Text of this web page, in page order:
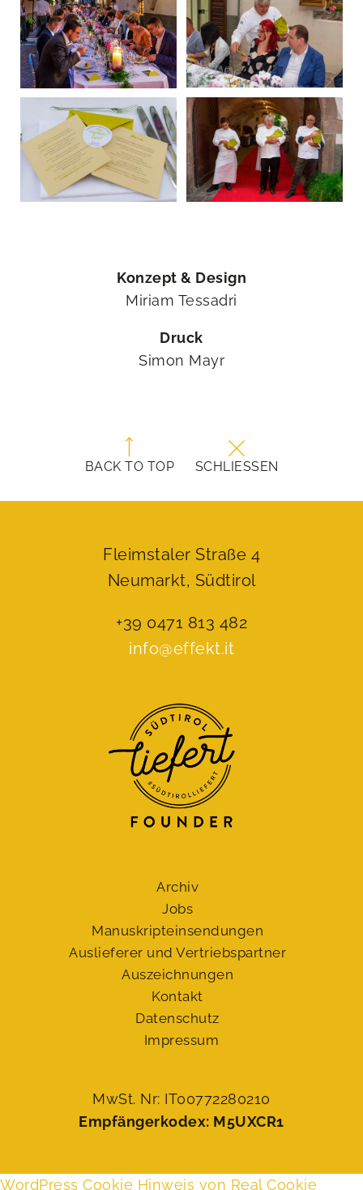
Konzept & Design
Miriam Tessadri
Druck
Simon Mayr
BACK TO TOP SCHLIESSEN
Fleimstaler Straße 4
Neumarkt, Südtirol
+39 0471 813 482
info@effekt.it
Archiv
Jobs
Manuskript­einsendungen
Auslieferer und Vertriebspartner
Auszeichnungen
Kontakt
Datenschutz
Impressum
MwSt. Nr: IT00772280210
Empfängerkodex: M5UXCR1
WordPress Cookie Hinweis von Real Cookie